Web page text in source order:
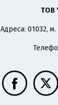
ТОВ
Адреса: 01032,